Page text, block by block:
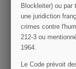
Blockleiter) ou par
une juridiction
crimes contre
212-3 ou
1964.
Le Code prévoit